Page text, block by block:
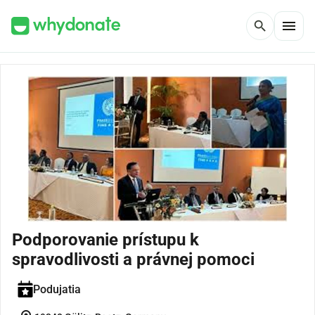
search menu
Podporovanie prístupu k
spravodlivosti a právnej pomoci
Podujatia